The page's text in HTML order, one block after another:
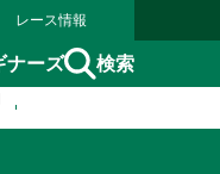
レース情報
ナーズ 検索